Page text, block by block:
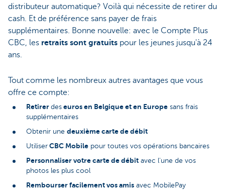
distributeur automatique? Voilà qui nécessite de retirer du
cash. Et de préférence sans payer de frais
supplémentaires. Bonne nouvelle: avec le Compte Plus
CBC, les retraits sont gratuits pour les jeunes jusqu'à 24
ans.
Tout comme les nombreux autres avantages que vous
offre ce compte:
Retirer des euros en Belgique et en Europe sans frais
supplémentaires
Obtenir une deuxième carte de débit
Utiliser CBC Mobile pour toutes vos opérations bancaires
Personnaliser votre carte de débit avec l'une de vos
photos les plus cool
Rembourser facilement vos amis avec MobilePay